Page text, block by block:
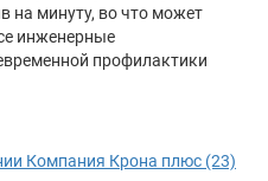
на минуту, во что может
инженерные
профилактики
Компания Крона плюс (23)